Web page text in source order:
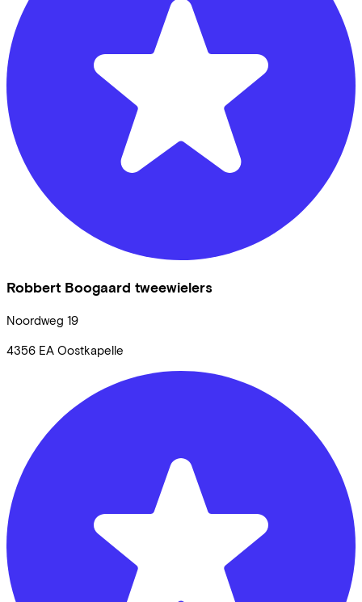
Robbert Boogaard tweewielers
Noordweg 19
4356 EA Oostkapelle